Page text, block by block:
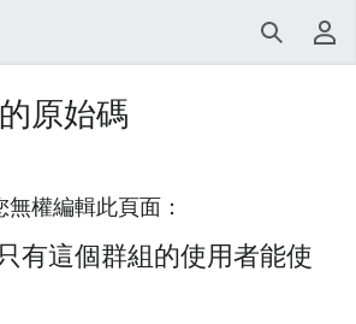
搜尋 使
原始碼
權編輯此頁面：
有這個群組的使用者能使